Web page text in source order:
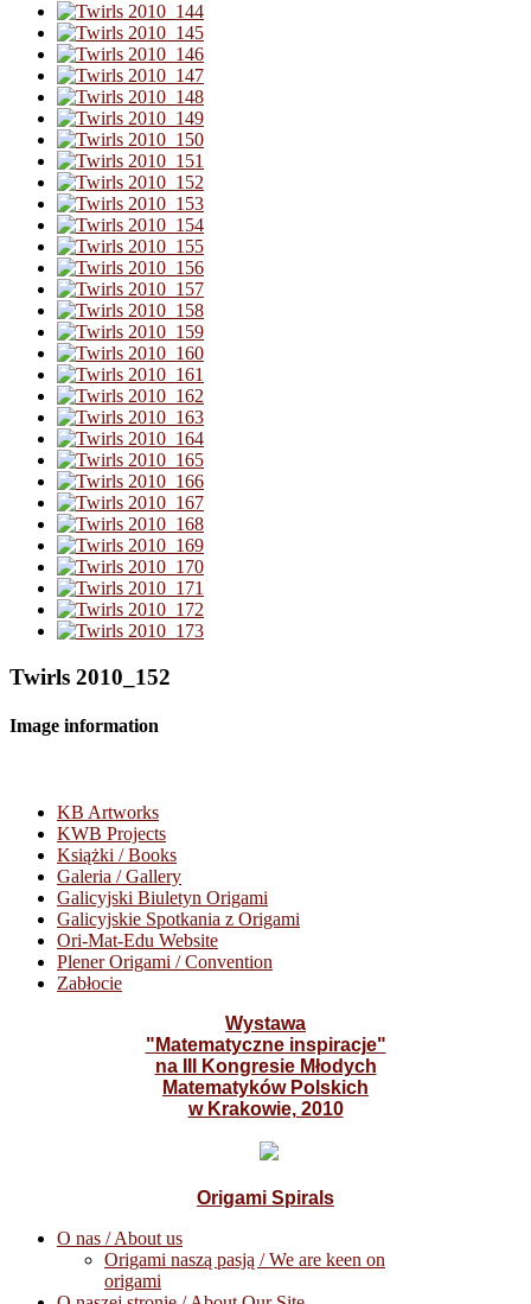
Twirls 2010_152
Image information
KB Artworks
KWB Projects
Książki / Books
Galeria / Gallery
Galicyjski Biuletyn Origami
Galicyjskie Spotkania z Origami
Ori-Mat-Edu Website
Plener Origami / Convention
Zabłocie
Wystawa
"Matematyczne inspiracje"
na III Kongresie Młodych
Matematyków Polskich
w Krakowie, 2010
Origami Spirals
O nas / About us
Origami naszą pasją / We are keen on
origami